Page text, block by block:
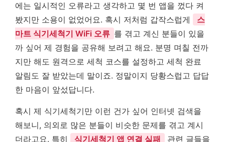
에는 일시적인 오류라고 생각하고 몇 번 앱을 껐다 켜
봤지만 소용이 없었어요. 혹시 저처럼 갑작스럽게
스
마트 식기세척기 WiFi 오류 를 겪고 계신 분들이 있을
까 싶어 제 경험을 공유해 보려고 해요. 분명 며칠 전까
지만 해도 원격으로 세척 코스를 설정하고 세척 완료
알림도 잘 받았는데 말이죠. 정말이지 당황스럽고 답답
한 마음이 앞섰답니다.
혹시 제 식기세척기만 이런 건가 싶어 인터넷 검색을
해보니, 의외로 많은 분들이 비슷한 문제를 겪고 계시
더라고요. 특히
식기세척기 앱 연결 실패
관련 글들을